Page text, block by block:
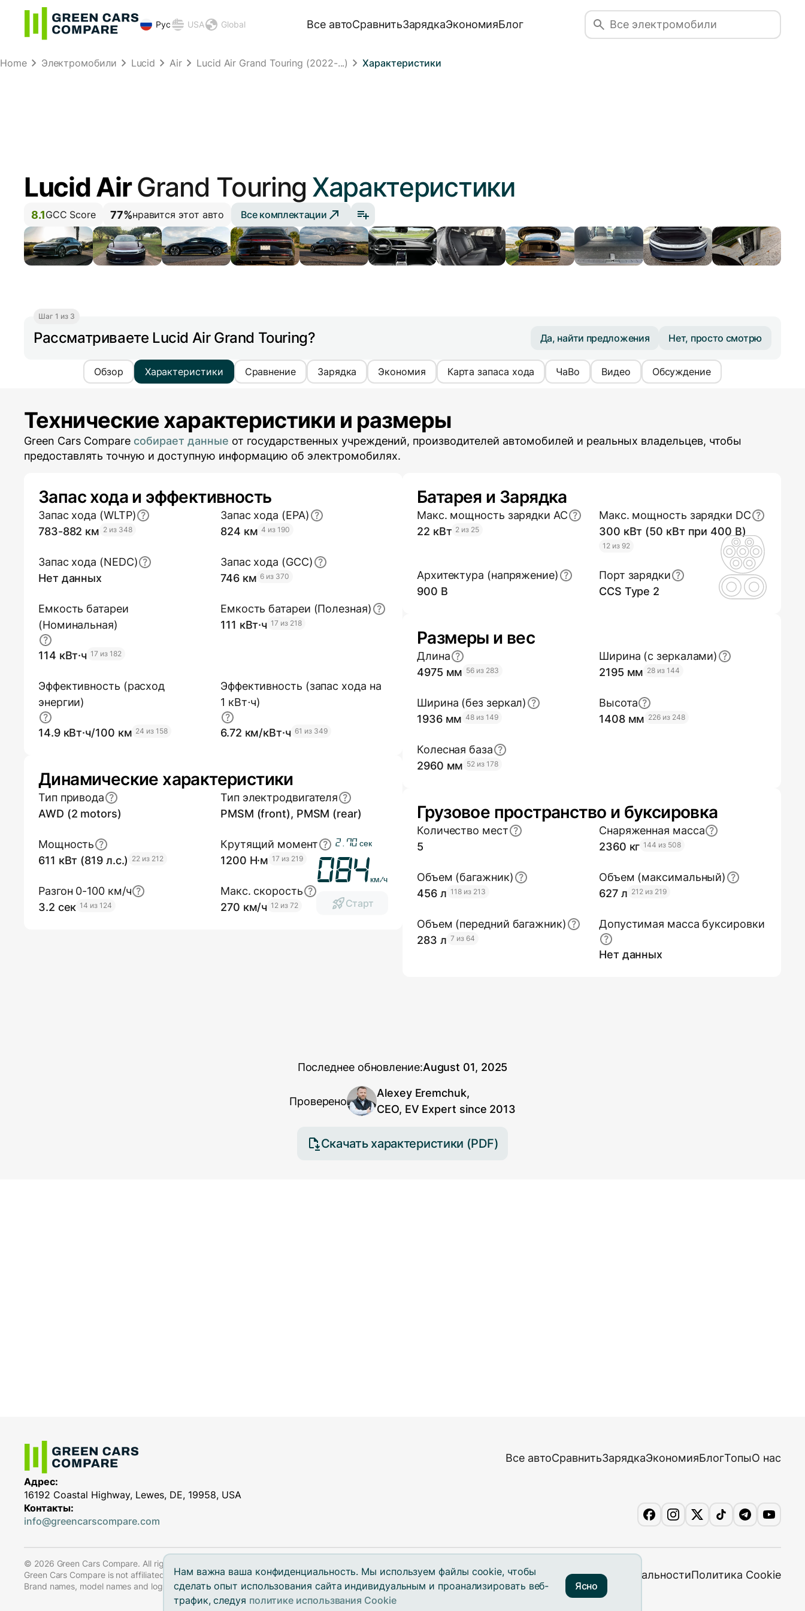
Нам важна ваша конфиденциальность. Мы используем файлы cookie, чтобы
сделать опыт использования сайта индивидуальным и проанализировать веб-
трафик, следуя политике использвания Cookie
Ясно
Рус USA Global Все автоСравнитьЗарядкаЭкономияБлог
Home Электромобили Lucid Air Lucid Air Grand Touring (2022-...) Характеристики
Lucid AirGrand Touring Характеристики
8.1GCC Score 77%нравится этот авто Все комплектации
Шаг 1 из 3
Рассматриваете Lucid Air Grand Touring? Да, найти предложения Нет, просто смотрю
Обзор Характеристики Сравнение Зарядка Экономия Карта запаса хода ЧаВо Видео Обсуждение
Технические характеристики и размеры
Green Cars Compare собирает данные от государственных учреждений, производителей автомобилей и реальных владельцев, чтобы
предоставлять точную и доступную информацию об электромобилях.
Запас хода и эффективность
Запас хода (WLTP)
783-882 км 2 из 348
Запас хода (EPA)
824 км 4 из 190
Запас хода (NEDC)
Нет данных
Запас хода (GCC)
746 км 6 из 370
Емкость батареи
(Номинальная)
114 кВт·ч 17 из 182
Емкость батареи (Полезная)
111 кВт·ч 17 из 218
Эффективность (расход
энергии)
14.9 кВт·ч/100 км 24 из 158
Эффективность (запас хода на
1 кВт⋅ч)
6.72 км/кВт·ч 61 из 349
Динамические характеристики
Тип привода
AWD (2 motors)
Тип электродвигателя
PMSM (front), PMSM (rear)
Мощность
611 кВт (819 л.с.) 22 из 212
Крутящий момент
1200 Н·м 17 из 219
Разгон 0-100 км/ч
3.2 сек 14 из 124
Макс. скорость
270 км/ч 12 из 72
3.20 сек
100
км/ч
Старт
Батарея и Зарядка
Макс. мощность зарядки AC
22 кВт 2 из 25
Макс. мощность зарядки DC
300 кВт (50 кВт при 400 В)
12 из 92
Архитектура (напряжение)
900 В
Порт зарядки
CCS Type 2
Размеры и вес
Длина
4975 мм 56 из 283
Ширина (с зеркалами)
2195 мм 28 из 144
Ширина (без зеркал)
1936 мм 48 из 149
Высота
1408 мм 226 из 248
Колесная база
2960 мм 52 из 178
Грузовое пространство и буксировка
Количество мест
5
Снаряженная масса
2360 кг 144 из 508
Объем (багажник)
456 л 118 из 213
Объем (максимальный)
627 л 212 из 219
Объем (передний багажник)
283 л 7 из 64
Допустимая масса буксировки
Нет данных
Последнее обновление:August 01, 2025
Проверено
Alexey Eremchuk,
CEO, EV Expert since 2013
Скачать характеристики (PDF)
Все автоСравнитьЗарядкаЭкономияБлогТопыО нас
Адрес:
16192 Coastal Highway, Lewes, DE, 19958, USA
Контакты:
info@greencarscompare.com
© 2026 Green Cars Compare. All rights reserved.
Green Cars Compare is not affiliated with any automaker.
Brand names, model names and logos are registered trademarks.
Политика конфиденциальностиПолитика Cookie